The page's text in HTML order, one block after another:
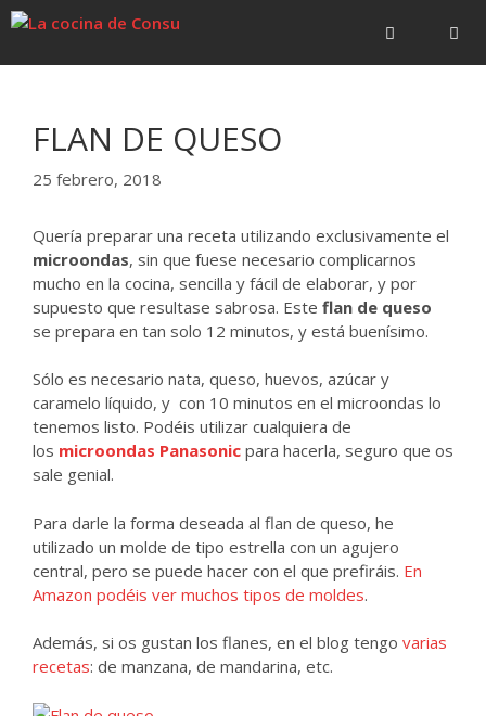
Saltar
Saltar
FLAN DE QUESO
25 febrero, 2018
Quería preparar una receta utilizando exclusivamente el
microondas, sin que fuese necesario complicarnos
mucho en la cocina, sencilla y fácil de elaborar, y por
supuesto que resultase sabrosa. Este flan de queso
se prepara en tan solo 12 minutos, y está buenísimo.
Sólo es necesario nata, queso, huevos, azúcar y
caramelo líquido, y con 10 minutos en el microondas lo
tenemos listo. Podéis utilizar cualquiera de
los microondas Panasonic para hacerla, seguro que os
sale genial.
Para darle la forma deseada al flan de queso, he
utilizado un molde de tipo estrella con un agujero
central, pero se puede hacer con el que prefiráis. En
Amazon podéis ver muchos tipos de moldes.
Además, si os gustan los flanes, en el blog tengo varias
recetas: de manzana, de mandarina, etc.